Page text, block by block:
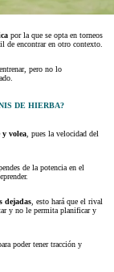
por la que se opta en torneos
de encontrar en otro contexto.
pero no lo
DE HIERBA?
y volea , pues la velocidad del
de la potencia en el
dejadas , esto hará que el rival
y no le permita planificar y
poder tener tracción y